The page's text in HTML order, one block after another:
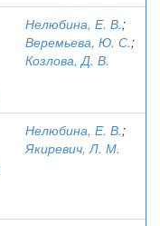
Нелюбина, Е. В.;
Веремьева, Ю. С.;
Козлова, Д. В.
Нелюбина, Е. В.;
Якиревич, Л. М.